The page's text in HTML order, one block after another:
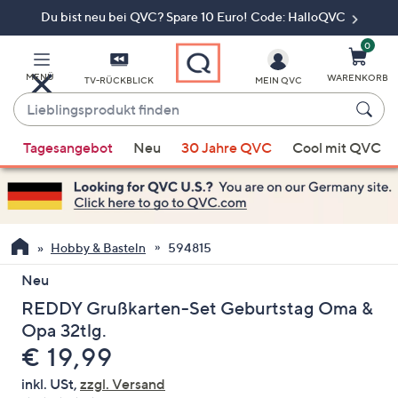
Du bist neu bei QVC? Spare 10 Euro! Code: HalloQVC
MENÜ TV-RÜCKBLICK
Lieblingsprodukt
finden
Vorschläge
verfügbar
sind,
verwenden
Sie
die
Pfeiltasten
nach
oben
und
nach
unten
MEIN QVC
0
WARENKORB
Tagesangebot Neu 30 Jahre QVC Cool mit QVC
Hobby & Basteln 594815
Neu
REDDY Grußkarten-Set Geburtstag Oma &
Opa 32tlg.
Gelöscht
€ 19,99
inkl. USt, zzgl. Versand